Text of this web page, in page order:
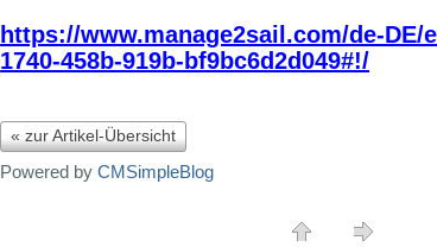
https://www.manage2sail.com/de-DE/
1740-458b-919b-bf9bc6d2d049#!/
« zur Artikel-Übersicht
Powered by CMSimpleBlog